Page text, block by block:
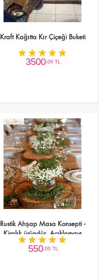
Kraft Kağıtta Kır Çiçeği Buketi
3500,00 TL
Rustik Ahşap Masa Konsepti -
Kiralık üründür. Açıklamayı
okuyunuz
550,00 TL